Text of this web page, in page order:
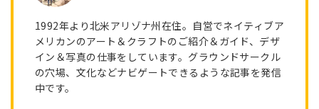
1992年より北米アリゾナ州在住。自営でネイティブア
メリカンのアート＆クラフトのご紹介＆ガイド、デザ
イン＆写真の仕事をしています。グラウンドサークル
の穴場、文化などナビゲートできるような記事を発信
中です。